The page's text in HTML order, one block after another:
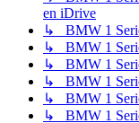
en iDrive
↳ BMW 1
↳ BMW 1
↳ BMW 1
↳ BMW 1
↳ BMW 1
↳ BMW 1